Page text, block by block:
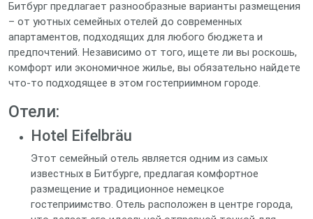
Битбург предлагает разнообразные варианты размещения
– от уютных семейных отелей до современных
апартаментов, подходящих для любого бюджета и
предпочтений. Независимо от того, ищете ли вы роскошь,
комфорт или экономичное жилье, вы обязательно найдете
что-то подходящее в этом гостеприимном городе.
Отели:
Hotel Eifelbräu
Этот семейный отель является одним из самых
известных в Битбурге, предлагая комфортное
размещение и традиционное немецкое
гостеприимство. Отель расположен в центре города,